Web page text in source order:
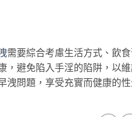
需要綜合考慮生活方式、飲
，避免陷入手淫的陷阱，以
洩問題，享受充實而健康的性